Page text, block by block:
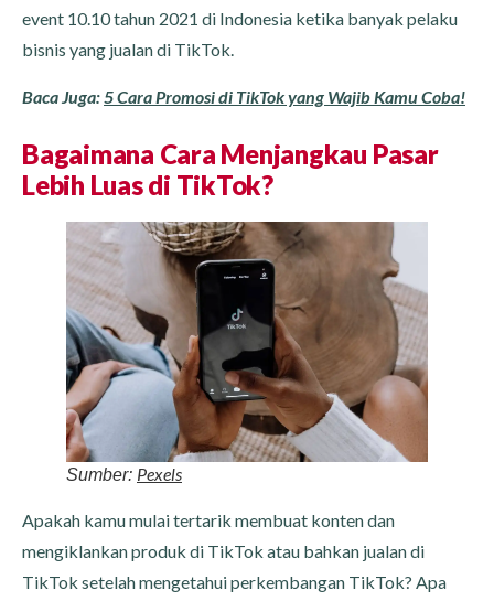
event 10.10 tahun 2021 di Indonesia ketika banyak pelaku
bisnis yang jualan di TikTok.
Baca Juga: 5 Cara Promosi di TikTok yang Wajib Kamu Coba!
Bagaimana Cara Menjangkau Pasar
Lebih Luas di TikTok?
Sumber: Pexels
Apakah kamu mulai tertarik membuat konten dan
mengiklankan produk di TikTok atau bahkan jualan di
TikTok setelah mengetahui perkembangan TikTok? Apa